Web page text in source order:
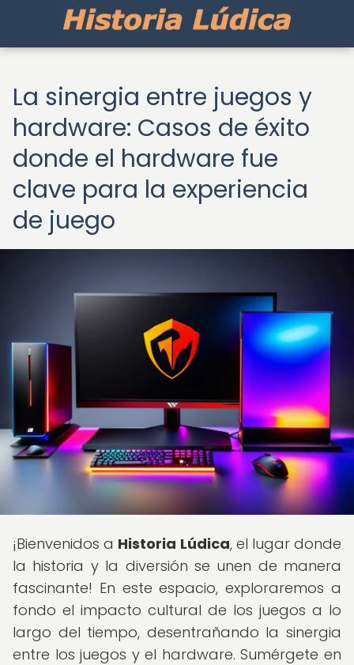
La sinergia entre juegos y
hardware: Casos de éxito
donde el hardware fue
clave para la experiencia
de juego
¡Bienvenidos a Historia Lúdica, el lugar donde
la historia y la diversión se unen de manera
fascinante! En este espacio, exploraremos a
fondo el impacto cultural de los juegos a lo
largo del tiempo, desentrañando la sinergia
entre los juegos y el hardware. Sumérgete en